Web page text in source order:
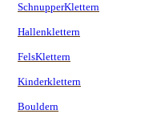
SchnupperKlettern
Hallenklettern
FelsKlettern
Kinderklettern
Bouldern